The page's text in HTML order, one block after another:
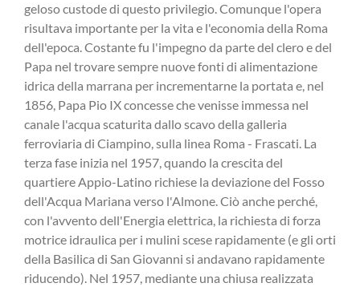
geloso custode di questo privilegio. Comunque l'opera
risultava importante per la vita e l'economia della Roma
dell'epoca. Costante fu l'impegno da parte del clero e del
Papa nel trovare sempre nuove fonti di alimentazione
idrica della marrana per incrementarne la portata e, nel
1856, Papa Pio IX concesse che venisse immessa nel
canale l'acqua scaturita dallo scavo della galleria
ferroviaria di Ciampino, sulla linea Roma - Frascati. La
terza fase inizia nel 1957, quando la crescita del
quartiere Appio-Latino richiese la deviazione del Fosso
dell'Acqua Mariana verso l'Almone. Ciò anche perché,
con l'avvento dell'Energia elettrica, la richiesta di forza
motrice idraulica per i mulini scese rapidamente (e gli orti
della Basilica di San Giovanni si andavano rapidamente
riducendo). Nel 1957, mediante una chiusa realizzata